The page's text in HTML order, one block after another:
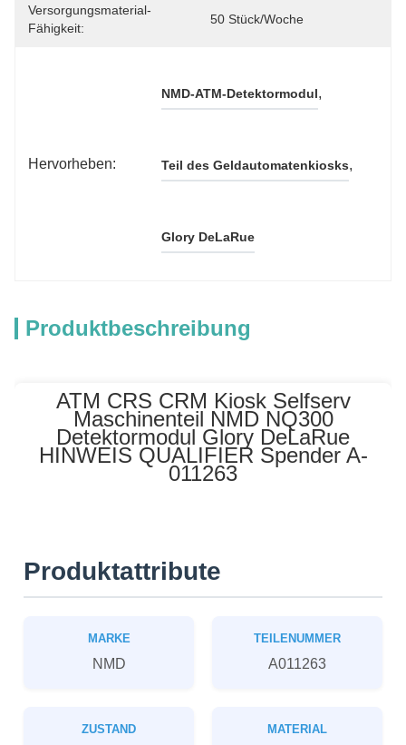
Versorgungsmaterial-
Fähigkeit:
50 Stück/Woche
Hervorheben:
NMD-ATM-Detektormodul,
Teil des Geldautomatenkiosks,
Glory DeLaRue
Produktbeschreibung
ATM CRS CRM Kiosk Selfserv
Maschinenteil NMD NQ300
Detektormodul Glory DeLaRue
HINWEIS QUALIFIER Spender A-
011263
Produktattribute
MARKE
NMD
TEILENUMMER
A011263
ZUSTAND MATERIAL